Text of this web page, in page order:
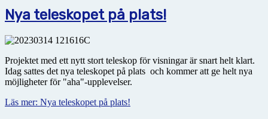
Nya teleskopet på plats!
Projektet med ett nytt stort teleskop för visningar är snart helt klart.
Idag sattes det nya teleskopet på plats och kommer att ge helt nya
möjligheter för "aha"-upplevelser.
Läs mer: Nya teleskopet på plats!